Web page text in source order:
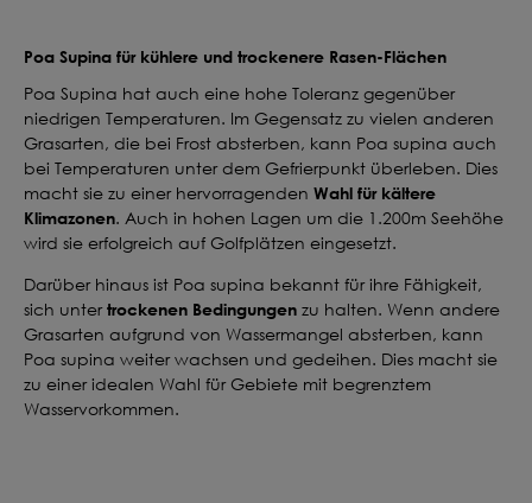
Poa Supina für kühlere und trockenere Rasen-Flächen
Poa Supina hat auch eine hohe Toleranz gegenüber
niedrigen Temperaturen. Im Gegensatz zu vielen anderen
Grasarten, die bei Frost absterben, kann Poa supina auch
bei Temperaturen unter dem Gefrierpunkt überleben. Dies
macht sie zu einer hervorragenden Wahl für kältere
Klimazonen. Auch in hohen Lagen um die 1.200m Seehöhe
wird sie erfolgreich auf Golfplätzen eingesetzt.
Darüber hinaus ist Poa supina bekannt für ihre Fähigkeit,
sich untertrockenen Bedingungen zu halten. Wenn andere
Grasarten aufgrund von Wassermangel absterben, kann
Poa supina weiter wachsen und gedeihen. Dies macht sie
zu einer idealen Wahl für Gebiete mit begrenztem
Wasservorkommen.